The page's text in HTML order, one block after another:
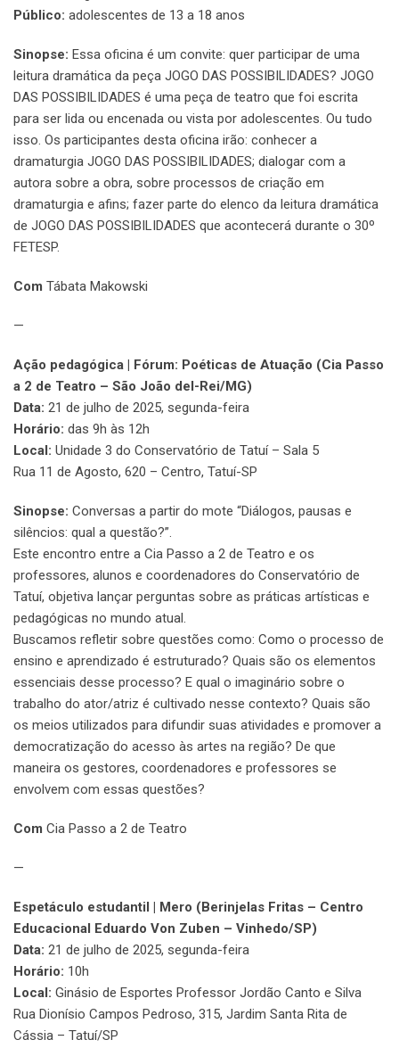
Público: adolescentes de 13 a 18 anos
Sinopse: Essa oficina é um convite: quer participar de uma
leitura dramática da peça JOGO DAS POSSIBILIDADES? JOGO
DAS POSSIBILIDADES é uma peça de teatro que foi escrita
para ser lida ou encenada ou vista por adolescentes. Ou tudo
isso. Os participantes desta oficina irão: conhecer a
dramaturgia JOGO DAS POSSIBILIDADES; dialogar com a
autora sobre a obra, sobre processos de criação em
dramaturgia e afins; fazer parte do elenco da leitura dramática
de JOGO DAS POSSIBILIDADES que acontecerá durante o 30º
FETESP.
Com Tábata Makowski
—
Ação pedagógica | Fórum: Poéticas de Atuação (Cia Passo
a 2 de Teatro – São João del-Rei/MG)
Data: 21 de julho de 2025, segunda-feira
Horário: das 9h às 12h
Local: Unidade 3 do Conservatório de Tatuí – Sala 5
Rua 11 de Agosto, 620 – Centro, Tatuí-SP
Sinopse: Conversas a partir do mote “Diálogos, pausas e
silêncios: qual a questão?”.
Este encontro entre a Cia Passo a 2 de Teatro e os
professores, alunos e coordenadores do Conservatório de
Tatuí, objetiva lançar perguntas sobre as práticas artísticas e
pedagógicas no mundo atual.
Buscamos refletir sobre questões como: Como o processo de
ensino e aprendizado é estruturado? Quais são os elementos
essenciais desse processo? E qual o imaginário sobre o
trabalho do ator/atriz é cultivado nesse contexto? Quais são
os meios utilizados para difundir suas atividades e promover a
democratização do acesso às artes na região? De que
maneira os gestores, coordenadores e professores se
envolvem com essas questões?
Com Cia Passo a 2 de Teatro
—
Espetáculo estudantil | Mero (Berinjelas Fritas – Centro
Educacional Eduardo Von Zuben – Vinhedo/SP)
Data: 21 de julho de 2025, segunda-feira
Horário: 10h
Local: Ginásio de Esportes Professor Jordão Canto e Silva
Rua Dionísio Campos Pedroso, 315, Jardim Santa Rita de
Cássia – Tatuí/SP